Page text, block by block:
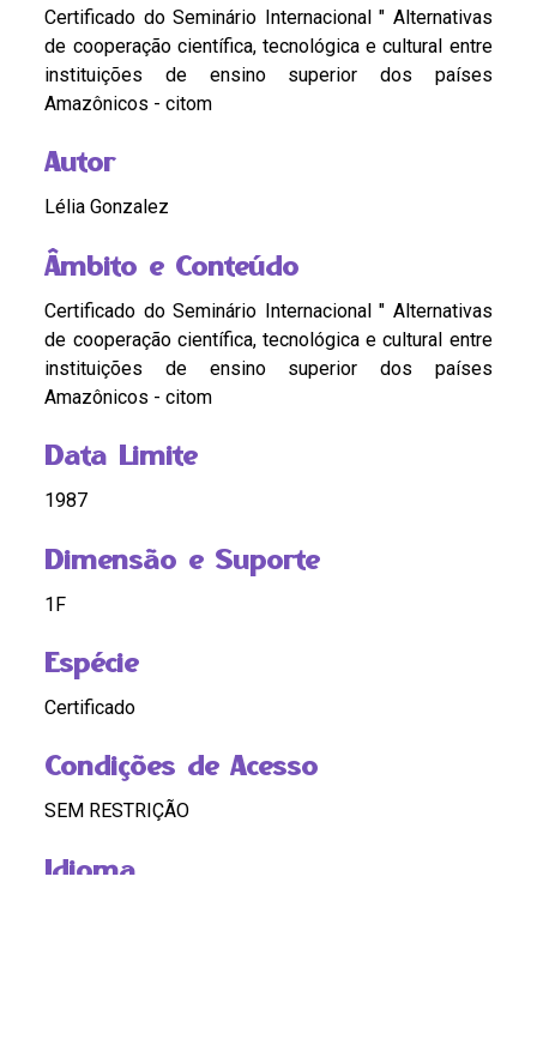
Certificado do Seminário Internacional " Alternativas
de cooperação científica, tecnológica e cultural entre
instituições de ensino superior dos países
Amazônicos - citom
Autor
Lélia Gonzalez
Âmbito e Conteúdo
Certificado do Seminário Internacional " Alternativas
de cooperação científica, tecnológica e cultural entre
instituições de ensino superior dos países
Amazônicos - citom
Data Limite
1987
Dimensão e Suporte
1F
Espécie
Certificado
Condições de Acesso
SEM RESTRIÇÃO
Idioma